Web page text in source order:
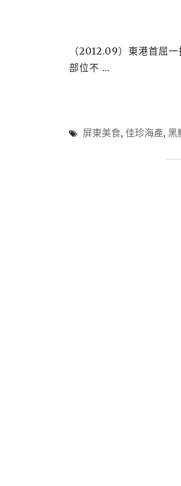
（2012.09）東港首屈
部位不 …
屏東美食, 佳珍海產, 黑